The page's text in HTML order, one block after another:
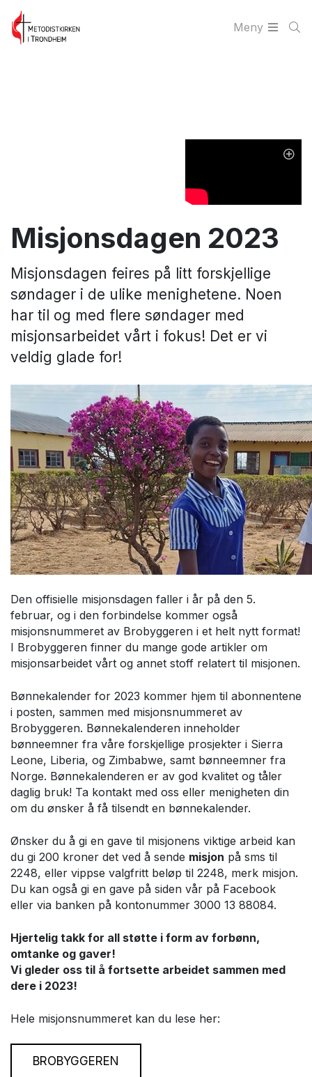
Meny
Misjonsdagen 2023
Misjonsdagen feires på litt forskjellige
søndager i de ulike menighetene. Noen
har til og med flere søndager med
misjonsarbeidet vårt i fokus! Det er vi
veldig glade for!
Den offisielle misjonsdagen faller i år på den 5.
februar, og i den forbindelse kommer også
misjonsnummeret av Brobyggeren i et helt nytt format!
I Brobyggeren finner du mange gode artikler om
misjonsarbeidet vårt og annet stoff relatert til misjonen.
Bønnekalender for 2023 kommer hjem til abonnentene
i posten, sammen med misjonsnummeret av
Brobyggeren. Bønnekalenderen inneholder
bønneemner fra våre forskjellige prosjekter i Sierra
Leone, Liberia, og Zimbabwe, samt bønneemner fra
Norge. Bønnekalenderen er av god kvalitet og tåler
daglig bruk! Ta kontakt med oss eller menigheten din
om du ønsker å få tilsendt en bønnekalender.
Ønsker du å gi en gave til misjonens viktige arbeid kan
du gi 200 kroner det ved å sende misjon på sms til
2248, eller vippse valgfritt beløp til 2248, merk misjon.
Du kan også gi en gave på siden vår på Facebook
eller via banken på kontonummer 3000 13 88084.
Hjertelig takk for all støtte i form av forbønn,
omtanke og gaver!
Vi gleder oss til å fortsette arbeidet sammen med
dere i 2023!
Hele misjonsnummeret kan du lese her:
BROBYGGEREN